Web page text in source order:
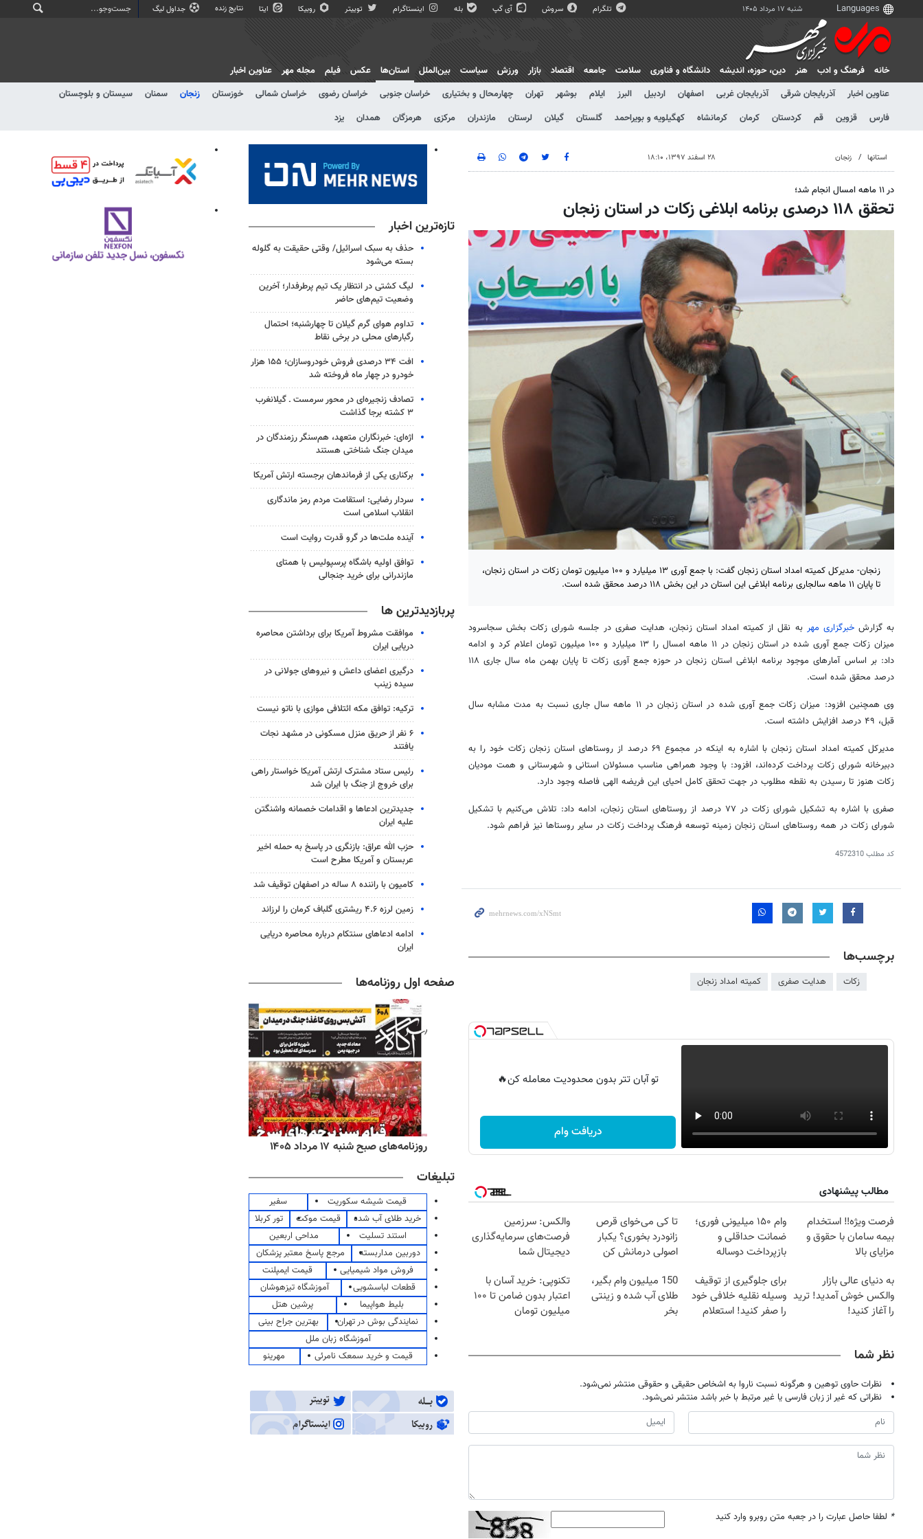
شنبه ۱۷ مرداد ۱۴۰۵ تلگرام سروش آی گپ بله اینستاگرام توییتر روبیکا ایتا نتایج زنده جداول لیگ
خانه فرهنگ و ادب هنر دين، حوزه، انديشه دانشگاه و فناوری سلامت جامعه اقتصاد بازار ورزش سیاست بین‌الملل
استان‌ها
عناوین اخبار
آذربایجان شرقی آذربایجان غربی اصفهان اردبیل البرز ایلام بوشهر تهران چهارمحال و بختیاری خراسان جنوبی خراسان رضوی خراسان شمالی خوزستان زنجان سمنان
سیستان و بلوچستان
فارس
قزوین قم کردستان کرمان کرمانشاه کهگیلویه و بویراحمد گلستان گیلان لرستان مازندران مرکزی هرمزگان همدان یزد
عکس فیلم مجله مهر عناوین اخبار
استانها زنجان ۲۸ اسفند ۱۳۹۷، ۱۸:۱۰
در ۱۱ ماهه امسال انجام شد؛
تحقق ۱۱۸ درصدی برنامه ابلاغی زکات در استان زنجان
زنجان- مدیرکل کمیته امداد استان زنجان گفت: با جمع آوری ۱۳ میلیارد و ۱۰۰ میلیون تومان زکات در استان زنجان،
تا پایان ۱۱ ماهه سالجاری برنامه ابلاغی این استان در این بخش ۱۱۸ درصد محقق شده است.
به گزارشخبرگزاری مهر به نقل از کمیته امداد استان زنجان، هدایت صفری در جلسه شورای زکات بخش سجاسرود
میزان زکات جمعآوری
شده در استان زنجان در ۱۱ ماهه امسال را ۱۳ میلیارد و ۱۰۰ میلیون تومان اعلام کرد و ادامه
داد: بر اساس آمارهای موجود برنامه ابلاغی استان زنجان در حوزه جمعآوری
زکات تا پایان بهمن ماه سال جاری ۱۱۸
درصد محقق شده است.
وی همچنین افزود: میزان زکات جمعآوری
شده در استان زنجان در ۱۱ ماهه سال جاری نسبت به مدت مشابه سال
قبل، ۴۹ درصد افزایش داشته است.
مدیرکل کمیته امداد استان زنجان با اشاره به اینکه در مجموع ۶۹ درصد از روستاهای استان زنجان زکات خود را به
دبیرخانه شورای زکات پرداخت کرده‌اند، افزود: با وجود همراهی مناسب مسئولان استانی و شهرستانی و همت مودیان
زکات هنوز تا رسیدن به نقطه مطلوب در جهت تحقق کامل احیای این فریضه الهی فاصله وجود دارد.
صفری
با اشاره به تشکیل شورای زکات در ۷۷ درصد از روستاهای استان زنجان، ادامه داد: تلاش می‌کنیم با تشکیل
شورای زکات در همه روستاهای استان زنجان زمینه توسعه فرهنگ پرداخت زکات در سایر روستاها نیز فراهم شود.
کد مطلب4572310
برچسب‌ها
زکات هدایت صفری کمیته امداد زنجان
تو آبان تتر بدون محدودیت معامله کن🔥
دریافت وام
مطالب پیشنهادی
فرصت ویژه‼️ استخدام
بیمه سامان با حقوق و
مزایای بالا
وام ۱۵۰ میلیونی فوری؛
ضمانت حداقلی و
بازپرداخت دوساله
تا کی می‌خوای قرص
زانودرد بخوری؟ یکبار
اصولی درمانش کن
والکس: سرزمین
فرصت‌های سرمایه‌گذاری
دیجیتال شما
به دنیای عالی بازار
والکس خوش آمدید! ترید
را آغاز کنید!
برای جلوگیری از توقیف
وسیله نقلیه خلافی خود
را صفر کنید! استعلام
150 میلیون وام بگیر،
طلای آب شده و زینتی
بخر
تکنوپی: خرید آسان با
اعتبار بدون ضامن تا ۱۰۰
میلیون تومان
نظر شما
نظرات حاوی توهین و هرگونه نسبت ناروا به اشخاص حقیقی و حقوقی منتشر نمی‌شود.
نظراتی که غیر از زبان فارسی یا غیر مرتبط با خبر باشد منتشر نمی‌شود.
* لطفا حاصل عبارت را در جعبه متن روبرو وارد کنید
تازه‌ترین اخبار
حذف به سبک اسرائیل/ وقتی حقیقت به گلوله
بسته می‌شود
لیگ کشتی در انتظار یک تیم پرطرفدار؛ آخرین
وضعیت تیم‌های حاضر
تداوم هوای گرم گیلان تا چهارشنبه؛ احتمال
رگبارهای محلی در برخی نقاط
افت ۳۴ درصدی فروش خودروسازان؛ ۱۵۵ هزار
خودرو در چهار ماه فروخته شد
تصادف زنجیره‌ای در محور سرمست ـ گیلانغرب
۳ کشته برجا گذاشت
اژه‌ای: خبرنگاران متعهد، هم‌سنگر رزمندگان در
میدان جنگ شناختی هستند
برکناری یکی از فرماندهان برجسته ارتش آمریکا
سردار رضایی: استقامت مردم رمز ماندگاری
انقلاب اسلامی است
آینده ملت‌ها در گرو قدرت روایت است
توافق اولیه باشگاه پرسپولیس با همتای
مازندرانی برای خرید جنجالی
پربازدیدترین ها
موافقت مشروط آمریکا برای برداشتن محاصره
دریایی ایران
درگیری اعضای داعش و نیروهای جولانی در
سیده زینب
ترکیه: توافق مکه ائتلافی موازی با ناتو نیست
۶ نفر از حریق منزل مسکونی در مشهد نجات
یافتند
رئیس ستاد مشترک ارتش آمریکا خواستار راهی
برای خروج از جنگ با ایران شد
جدیدترین ادعاها و اقدامات خصمانه واشنگتن
علیه ایران
حزب الله عراق: بازنگری در پاسخ به حمله اخیر
عربستان و آمریکا مطرح است
کامیون با راننده ۸ ساله در اصفهان توقیف شد
زمین لرزه ۴.۶ ریشتری گلباف کرمان را لرزاند
ادامه ادعاهای سنتکام درباره محاصره دریایی
ایران
صفحه اول روزنامه‌ها
روزنامه‌های اقتصادی شنبه ۱۷ مرداد ۱۴۰۵ روزنامه‌های ورزشی شنبه ۱۷ مرداد ۱۴۰۵ روزنامه‌های صبح شنبه ۱۷ مرداد ۱۴۰۵
تبلیغات
قیمت شیشه سکوریت
سفیر
خرید طلای آب شده
قیمت موکت
تور کربلا
استند تسلیت
مداحی اربعین
دوربین مداربسته
مرجع پاسخ معتبر پزشکان
فروش مواد شیمیایی
قیمت ایمپلنت
قطعات لباسشویی
آموزشگاه تیزهوشان
بلیط هواپیما
پرشین هتل
نمایندگی بوش در تهران
بهترین جراح بینی
آموزشگاه زبان ملل
قیمت و خرید سمعک نامرئی
مهرینو